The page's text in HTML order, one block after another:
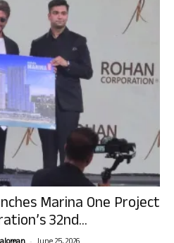
Marina One Project
32nd...
-